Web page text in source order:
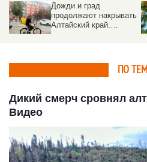
Дожди и град
продолжают накрывать
Алтайский край.
ПО
Дикий смерч сровнял
Видео